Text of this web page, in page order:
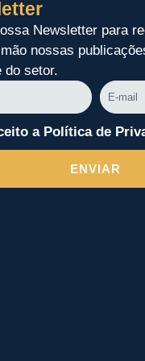
Newsletter para
nossas
do setor.
E-
mail
a Política de
ENVIAR